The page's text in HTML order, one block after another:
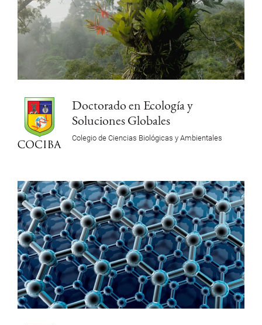
Doctorado en Ecología y
Soluciones Globales
Colegio de Ciencias Biológicas y Ambientales